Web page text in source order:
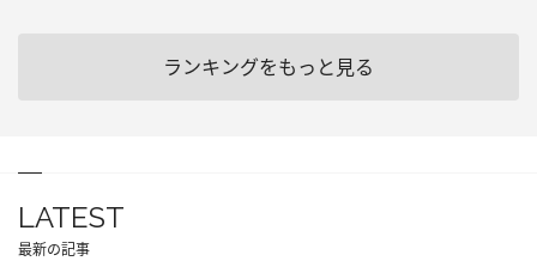
ランキングをもっと見る
LATEST
最新の記事